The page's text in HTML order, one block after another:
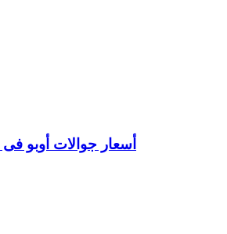
أسعار جوالات أوبو فى